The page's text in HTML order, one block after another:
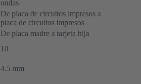
ondas
De placa de circuitos impresos a
placa de circuitos impresos
De placa madre a tarjeta hija
10
4.5 mm